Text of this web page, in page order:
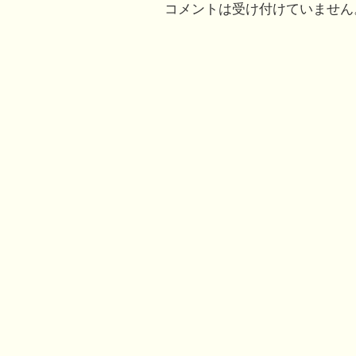
コメントは受け付けていませ